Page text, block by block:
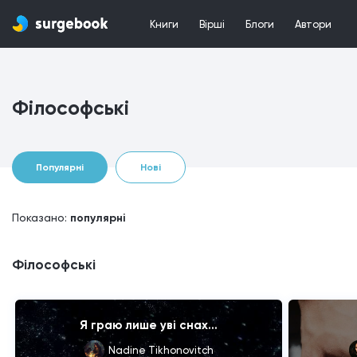
Книги Вірші Блоги Автори
Філософські
Популярні Нові
Показано: популярні
Філософські
Я граю лише уві снах...
Nadine Tikhonovitch